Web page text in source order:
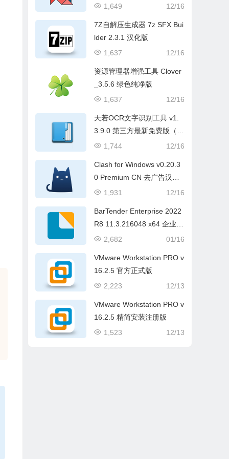
12/16
1,649
7Z自解压生成器 7z SFX Bui
lder 2.3.1 汉化版
12/16
1,637
资源管理器增强工具 Clover
_3.5.6 绿色纯净版
12/16
1,637
天若OCR文字识别工具 v1.
3.9.0 第三方最新免费版（本
地版）
12/16
1,744
Clash for Windows v0.20.3
0 Premium CN 去广告汉化
便携版
12/16
1,931
BarTender Enterprise 2022
R8 11.3.216048 x64 企业破
解版(条形码标签软件)
01/16
2,682
VMware Workstation PRO v
16.2.5 官方正式版
12/13
2,223
VMware Workstation PRO v
16.2.5 精简安装注册版
12/13
1,523